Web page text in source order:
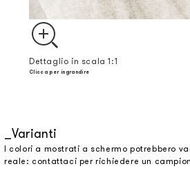
Dettaglio in scala 1:1
Clicca per ingrandire
Varianti
I colori a mostrati a schermo potrebbero
reale: contattaci per richiedere un